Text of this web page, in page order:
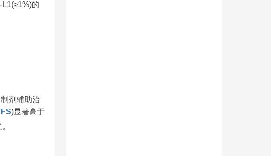
的
剂辅助治
)显著高于